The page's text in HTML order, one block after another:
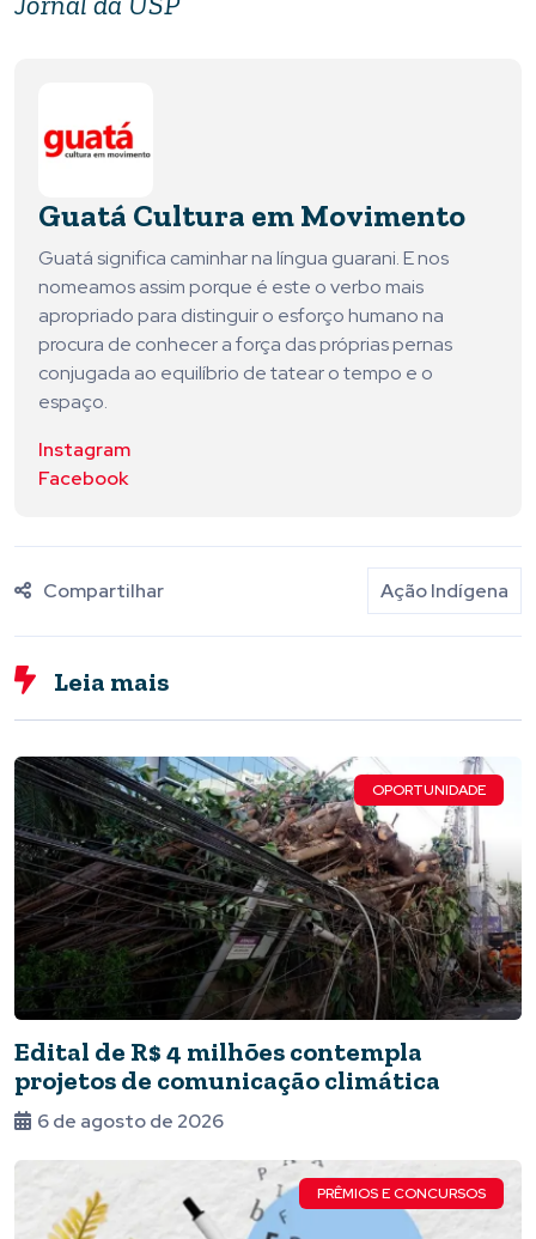
Guatá Cultura em Movimento
Guatá significa caminhar na língua guarani. E nos
nomeamos assim porque é este o verbo mais
apropriado para distinguir o esforço humano na
procura de conhecer a força das próprias pernas
conjugada ao equilíbrio de tatear o tempo e o
espaço.
Instagram
Facebook
Compartilhar Ação Indígena
Leia mais
OPORTUNIDADE
Edital de R$ 4 milhões contempla
projetos de comunicação climática
6 de agosto de 2026
PRÊMIOS E CONCURSOS